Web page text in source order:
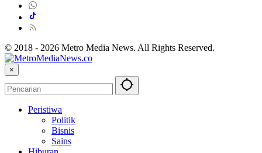
© 2018 - 2026 Metro Media News. All Rights Reserved.
×
Peristiwa
Politik
Bisnis
Sains